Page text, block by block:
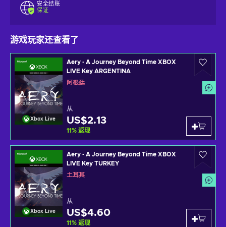
安全结账
保证
游戏玩家还查看了
Xbox Live
Aery - A Journey Beyond Time XBOX
LIVE Key ARGENTINA
阿根廷
从
US$2.13
11% 返现
Xbox Live
Aery - A Journey Beyond Time XBOX
LIVE Key TURKEY
土耳其
从
US$4.60
11% 返现